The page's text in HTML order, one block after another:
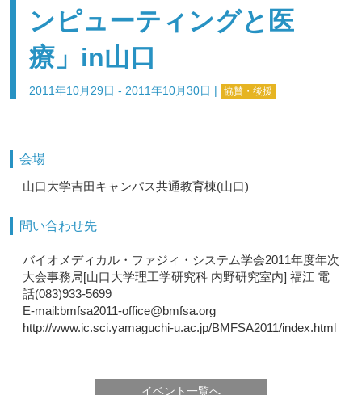
ンピューティングと医
療」in山口
2011年10月29日 - 2011年10月30日 | 協賛・後援
会場
山口大学吉田キャンパス共通教育棟(山口)
問い合わせ先
バイオメディカル・ファジィ・システム学会2011年度年次
大会事務局[山口大学理工学研究科 内野研究室内] 福江 電
話(083)933-5699
E-mail:bmfsa2011-office@bmfsa.org
http://www.ic.sci.yamaguchi-u.ac.jp/BMFSA2011/index.html
イベント一覧へ